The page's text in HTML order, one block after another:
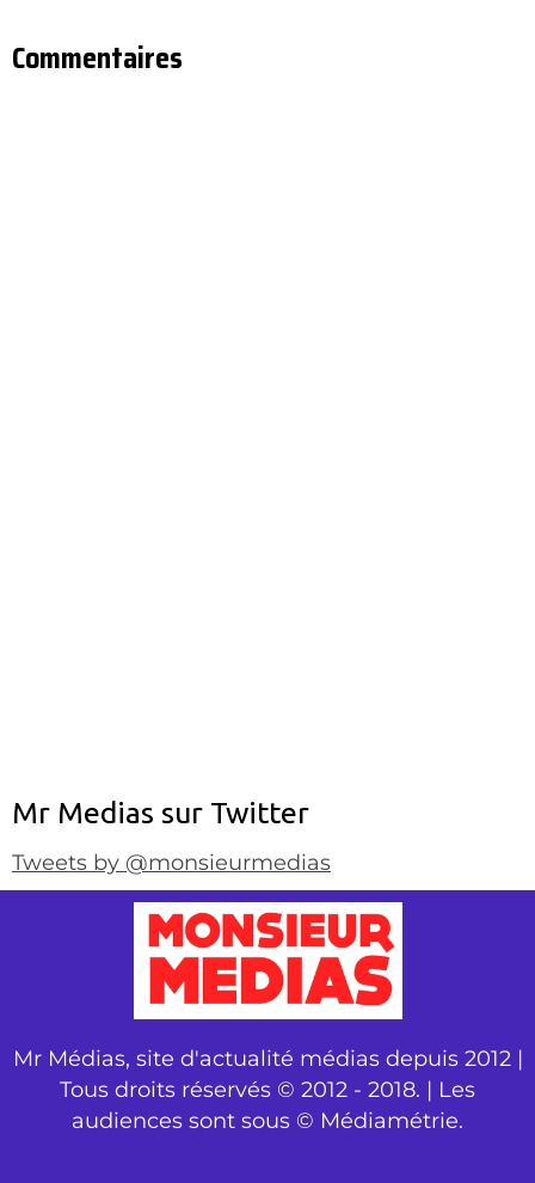
Commentaires
Mr Medias sur Twitter
Tweets by @monsieurmedias
Mr Médias, site d'actualité médias depuis 2012 |
Tous droits réservés © 2012 - 2018. | Les
audiences sont sous © Médiamétrie.